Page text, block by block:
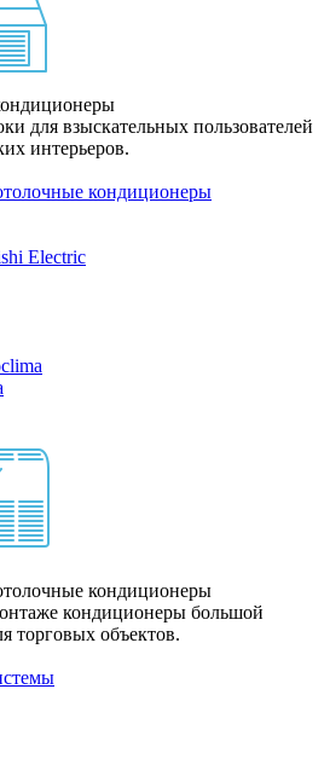
для взыскательных пользователей
интерьеров.
кондиционеры
Electric
кондиционеры
кондиционеры большой
торговых объектов.